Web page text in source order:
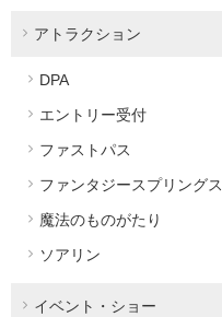
アトラクション
DPA
エントリー受付
ファストパス
ファンタジースプリングス
魔法のものがたり
ソアリン
イベント・ショー